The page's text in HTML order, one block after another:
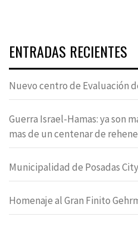
ENTRADAS RECIENTES
Nuevo centro de Evaluación
Guerra Israel-Hamas: ya son
mas de un centenar de
Municipalidad de Posadas
Homenaje al Gran Finito